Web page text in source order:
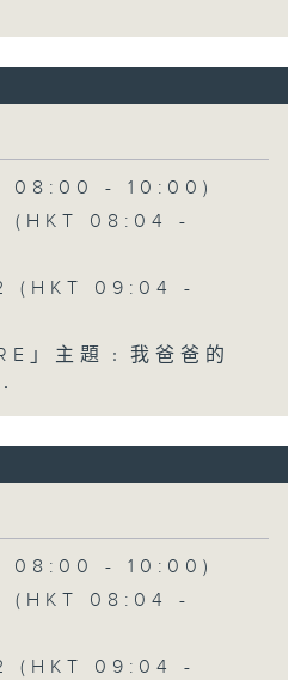
08:00 - 10:00)
(HKT 08:04 -
(HKT 09:04 -
」主題﹕我爸爸的
08:00 - 10:00)
(HKT 08:04 -
(HKT 09:04 -